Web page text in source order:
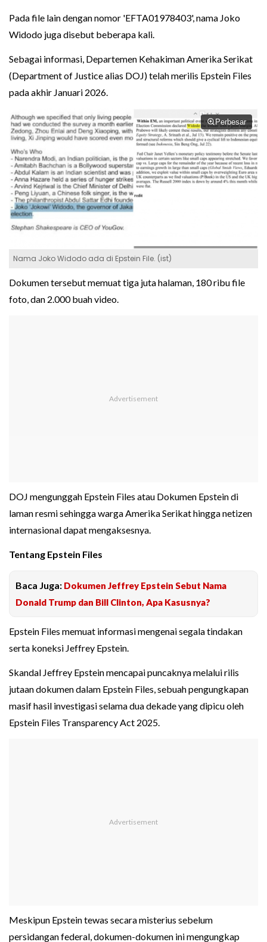
Pada file lain dengan nomor 'EFTA01978403', nama Joko
Widodo juga disebut beberapa kali.
Sebagai informasi, Departemen Kehakiman Amerika Serikat
(Department of Justice alias DOJ) telah merilis Epstein Files
pada akhir Januari 2026.
Perbesar
Nama Joko Widodo ada di Epstein File. (ist)
Dokumen tersebut memuat tiga juta halaman, 180 ribu file
foto, dan 2.000 buah video.
DOJ mengunggah Epstein Files atau Dokumen Epstein di
laman resmi sehingga warga Amerika Serikat hingga netizen
internasional dapat mengaksesnya.
Tentang Epstein Files
Baca Juga: Dokumen Jeffrey Epstein Sebut Nama
Donald Trump dan Bill Clinton, Apa Kasusnya?
Epstein Files memuat informasi mengenai segala tindakan
serta koneksi Jeffrey Epstein.
Skandal Jeffrey Epstein mencapai puncaknya melalui rilis
jutaan dokumen dalam Epstein Files, sebuah pengungkapan
masif hasil investigasi selama dua dekade yang dipicu oleh
Epstein Files Transparency Act 2025.
Meskipun Epstein tewas secara misterius sebelum
persidangan federal, dokumen-dokumen ini mengungkap